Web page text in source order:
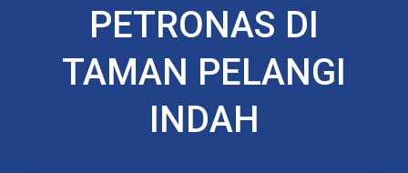
PETRONAS DI
TAMAN PELANGI
INDAH